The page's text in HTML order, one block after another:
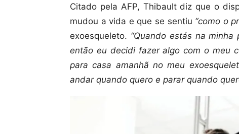
Citado pela AFP, Thibault diz que o
mudou a vida e que se sentiu “como o
exoesqueleto. “Quando estás na
então eu decidi fazer algo com o meu
para casa amanhã no meu
andar quando quero e parar quando